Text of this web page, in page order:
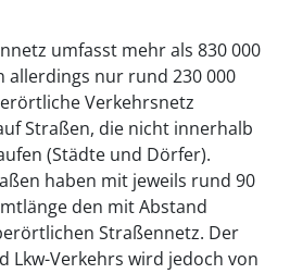
umfasst mehr als 830 000
allerdings nur rund 230 000
Verkehrsnetz
Straßen, die nicht innerhalb
(Städte und Dörfer).
haben mit jeweils rund 90
den mit Abstand
Straßennetz. Der
Lkw-Verkehrs wird jedoch von